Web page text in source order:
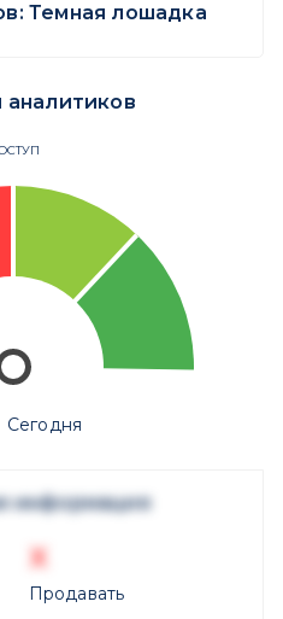
Темная лошадка
Сегодня
информация
X
Продавать